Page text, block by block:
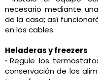
necesario mediante
de la casa; así
en los cables.
Heladeras y freezers
·Regule los
conservación de los